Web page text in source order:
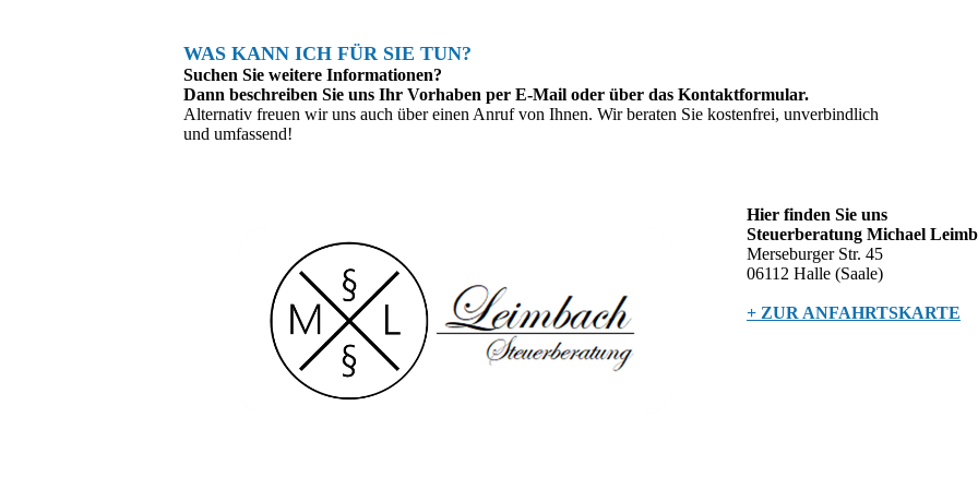
WAS KANN ICH FÜR SIE TUN?
Suchen Sie weitere Informationen?
Dann beschreiben Sie uns Ihr Vorhaben per E-Mail oder über das Kontakt­formular.
Alternativ freuen wir uns auch über einen Anruf von Ihnen. Wir beraten Sie kostenfrei, unverbindlich
und umfassend!
Hier finden Sie uns
Steuerberatung Michael
Merseburger Str. 45
06112 Halle (Saale)
+ ZUR ANFAHRTSKARTE